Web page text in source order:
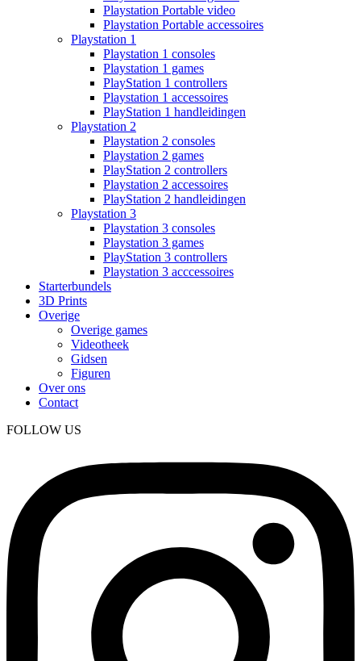
Playstation Portable video
Playstation Portable accessoires
Playstation 1
Playstation 1 consoles
Playstation 1 games
PlayStation 1 controllers
Playstation 1 accessoires
PlayStation 1 handleidingen
Playstation 2
Playstation 2 consoles
Playstation 2 games
PlayStation 2 controllers
Playstation 2 accessoires
PlayStation 2 handleidingen
Playstation 3
Playstation 3 consoles
Playstation 3 games
PlayStation 3 controllers
Playstation 3 acccessoires
Starterbundels
3D Prints
Overige
Overige games
Videotheek
Gidsen
Figuren
Over ons
Contact
FOLLOW US